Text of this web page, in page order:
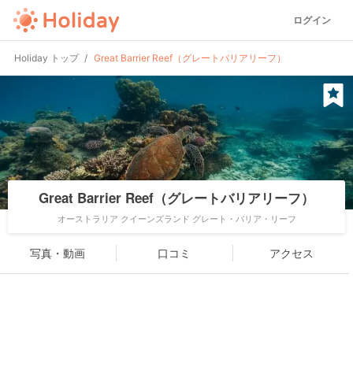
ログイン
Holiday トップ Great Barrier Reef（グレートバリアリーフ）
Great Barrier Reef（グレートバリアリーフ）
オーストラリア クイーンズランド グレート・バリア・リーフ
写真・動画 口コミ アクセス